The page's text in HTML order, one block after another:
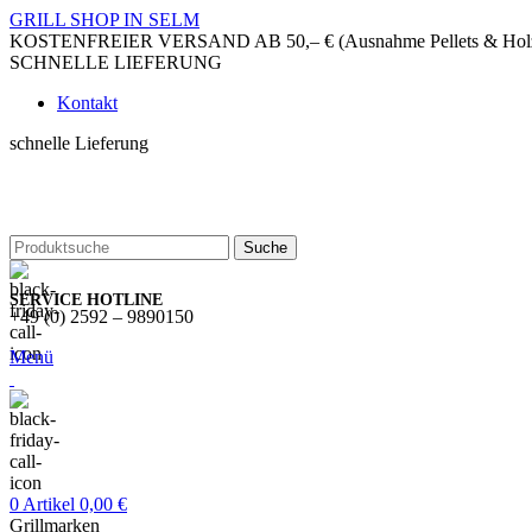
GRILL SHOP IN SELM
KOSTENFREIER VERSAND AB 50,– € (Ausnahme Pellets &
SCHNELLE LIEFERUNG
Kontakt
schnelle Lieferung
Suche
SERVICE HOTLINE
+49 (0) 2592 – 9890150
Menü
0 Artikel 0,00 €
Grillmarken